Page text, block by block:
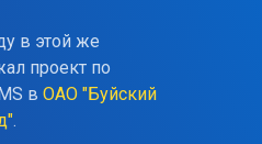
в этой же
проект по
в ОАО "Буйский
.